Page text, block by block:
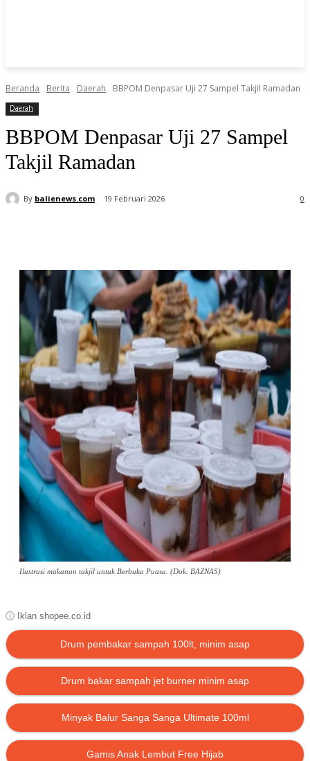
Beranda Berita Daerah BBPOM Denpasar Uji 27 Sampel Takjil Ramadan
Daerah
BBPOM Denpasar Uji 27 Sampel
Takjil Ramadan
By balienews.com 19 Februari 2026 0
Ilustrasi makanan takjil untuk Berbuka Puasa. (Dok. BAZNAS)
ⓘ Iklan shopee.co.id
Drum pembakar sampah 100lt, minim asap
Drum bakar sampah jet burner minim asap
Minyak Balur Sanga Sanga Ultimate 100ml
Gamis Anak Lembut Free Hijab